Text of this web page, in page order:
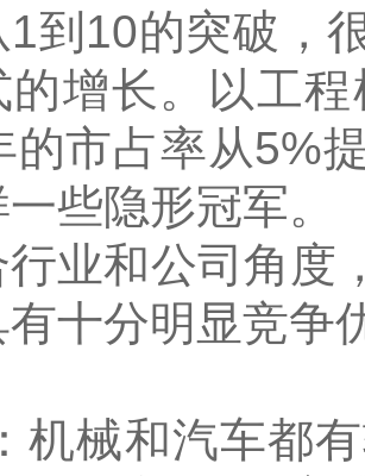
1到10的突破，
的增长。以工
的市占率从5%
些隐形冠军。
业和公司角度
十分明显竞争
机械和汽车都